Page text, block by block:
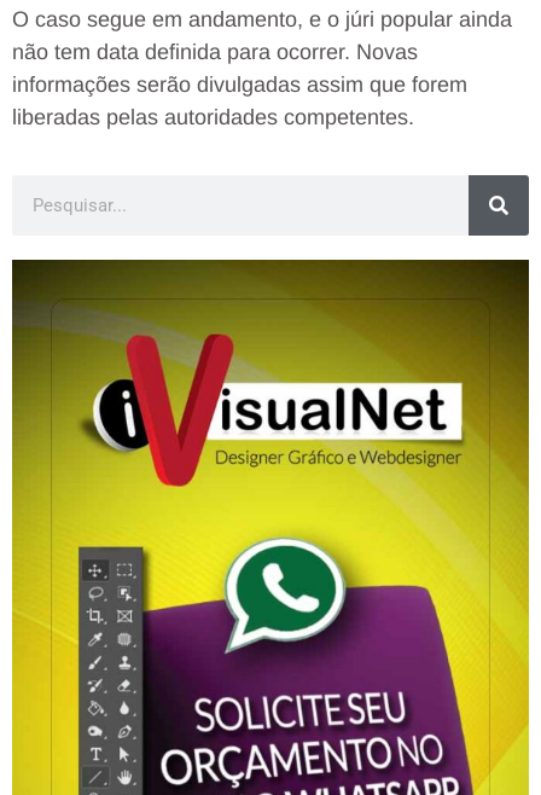
O caso segue em andamento, e o júri popular ainda
não tem data definida para ocorrer. Novas
informações serão divulgadas assim que forem
liberadas pelas autoridades competentes.